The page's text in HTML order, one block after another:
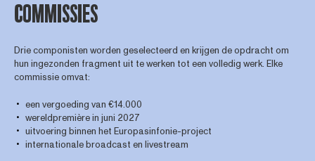
COMMISSIES
Drie componisten worden geselecteerd en krijgen de opdracht om
hun ingezonden fragment uit te werken tot een volledig werk. Elke
commissie omvat:
een vergoeding van €14.000
wereldpremière in juni 2027
uitvoering binnen het Europasinfonie-project
internationale broadcast en livestream